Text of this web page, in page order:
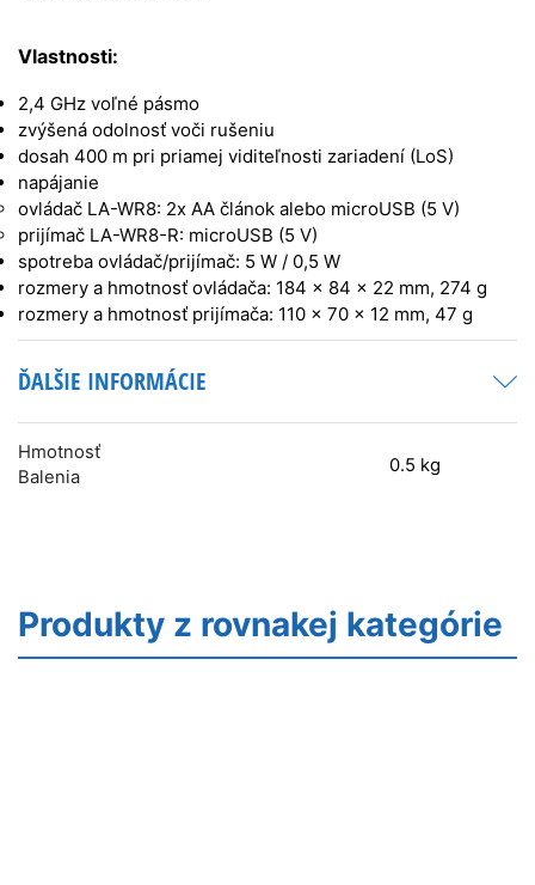
Vlastnosti:
2,4 GHz voľné pásmo
zvýšená odolnosť voči rušeniu
dosah 400 m pri priamej viditeľnosti zariadení (LoS)
napájanie
ovládač LA-WR8: 2x AA článok alebo microUSB (5 V)
prijímač LA-WR8-R: microUSB (5 V)
spotreba ovládač/prijímač: 5 W / 0,5 W
rozmery a hmotnosť ovládača: 184 x 84 x 22 mm, 274 g
rozmery a hmotnosť prijímača: 110 x 70 x 12 mm, 47 g
ĎALŠIE INFORMÁCIE
Hmotnosť
Balenia
0.5 kg
Produkty z rovnakej kategórie